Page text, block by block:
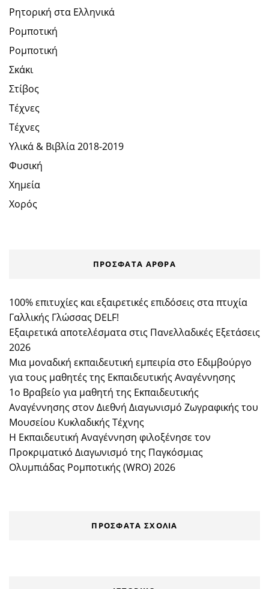
Ρητορική στα Ελληνικά
Ρομποτική
Ρομποτική
Σκάκι
Στίβος
Τέχνες
Τέχνες
Υλικά & Βιβλία 2018-2019
Φυσική
Χημεία
Χορός
ΠΡΌΣΦΑΤΑ ΆΡΘΡΑ
100% επιτυχίες και εξαιρετικές επιδόσεις στα πτυχία
Γαλλικής Γλώσσας DELF!
Εξαιρετικά αποτελέσματα στις Πανελλαδικές Εξετάσεις
2026
Μια μοναδική εκπαιδευτική εμπειρία στο Εδιμβούργο
για τους μαθητές της Εκπαιδευτικής Αναγέννησης
1ο Βραβείο για μαθητή της Εκπαιδευτικής
Αναγέννησης στον Διεθνή Διαγωνισμό Ζωγραφικής του
Μουσείου Κυκλαδικής Τέχνης
Η Εκπαιδευτική Αναγέννηση φιλοξένησε τον
Προκριματικό Διαγωνισμό της Παγκόσμιας
Ολυμπιάδας Ρομποτικής (WRO) 2026
ΠΡΌΣΦΑΤΑ ΣΧΌΛΙΑ